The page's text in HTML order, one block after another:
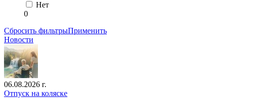
Нет
0
Сбросить фильтрыПрименить
Новости
06.08.2026 г.
Отпуск на коляске